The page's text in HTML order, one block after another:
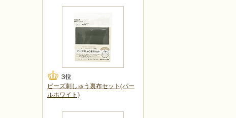
ビーズ刺しゅう裏布セット(パー
ルホワイト)